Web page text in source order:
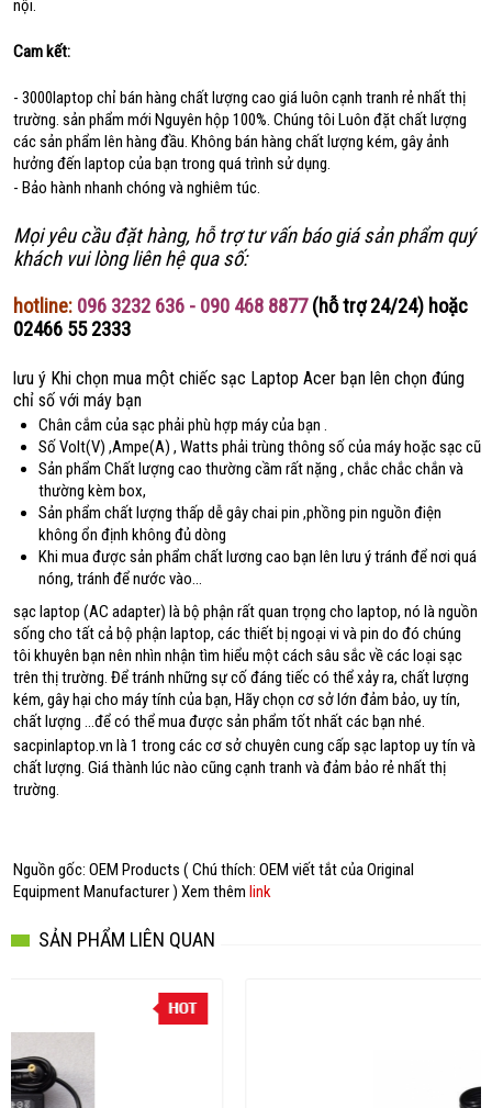
nội.
Cam kết:
- 3000laptop chỉ bán hàng chất lượng cao giá luôn cạnh tranh rẻ nhất thị
trường. sản phẩm mới Nguyên hộp 100%. Chúng tôi Luôn đặt chất lượng
các sản phẩm lên hàng đầu. Không bán hàng chất lượng kém, gây ảnh
hưởng đến laptop của bạn trong quá trình sử dụng.
- Bảo hành nhanh chóng và nghiêm túc.
Mọi yêu cầu đặt hàng, hỗ trợ tư vấn báo giá sản phẩm quý
khách vui lòng liên hệ qua số:
hotline: 096 3232 636 - 090 468 8877(hỗ trợ 24/24) hoặc
02466 55 2333
lưu ý Khi chọn mua một chiếc sạc Laptop Acer bạn lên chọn đúng
chỉ số với máy bạn
Chân cắm của sạc phải phù hợp máy của bạn .
Số Volt(V) ,Ampe(A) , Watts phải trùng thông số của máy hoặc sạc cũ
Sản phẩm Chất lượng cao thường cầm rất nặng , chắc chắc chắn và
thường kèm box,
Sản phẩm chất lượng thấp dễ gây chai pin ,phồng pin nguồn điện
không ổn định không đủ dòng
Khi mua được sản phẩm chất lương cao bạn lên lưu ý tránh để nơi quá
nóng, tránh để nước vào…
sạc laptop (AC adapter) là bộ phận rất quan trọng cho laptop, nó là nguồn
sống cho tất cả bộ phận laptop, các thiết bị ngoại vi và pin do đó chúng
tôi khuyên bạn nên nhìn nhận tìm hiểu một cách sâu sắc về các loại sạc
trên thị trường. Để tránh những sự cố đáng tiếc có thể xảy ra, chất lượng
kém, gây hại cho máy tính của bạn, Hãy chọn cơ sở lớn đảm bảo, uy tín,
chất lượng ...để có thể mua được sản phẩm tốt nhất các bạn nhé.
sacpinlaptop.vn là 1 trong các cơ sở chuyên cung cấp sạc laptop uy tín và
chất lượng. Giá thành lúc nào cũng cạnh tranh và đảm bảo rẻ nhất thị
trường.
Nguồn gốc: OEM Products ( Chú thích: OEM viết tắt của Original
Equipment Manufacturer ) Xem thêm link
SẢN PHẨM LIÊN QUAN